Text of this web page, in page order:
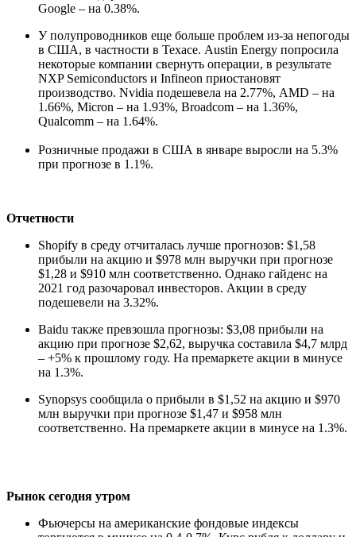
Google – на 0.38%.
У полупроводников еще больше проблем из-за непогоды
в США, в частности в Техасе. Austin Energy попросила
некоторые компании свернуть операции, в результате
NXP Semiconductors и Infineon приостановят
производство. Nvidia подешевела на 2.77%, AMD – на
1.66%, Micron – на 1.93%, Broadcom – на 1.36%,
Qualcomm – на 1.64%.
Розничные продажи в США в январе выросли на 5.3%
при прогнозе в 1.1%.
Отчетности
Shopify в среду отчиталась лучше прогнозов: $1,58
прибыли на акцию и $978 млн выручки при прогнозе
$1,28 и $910 млн соответственно. Однако гайденс на
2021 год разочаровал инвесторов. Акции в среду
подешевели на 3.32%.
Baidu также превзошла прогнозы: $3,08 прибыли на
акцию при прогнозе $2,62, выручка составила $4,7 млрд
– +5% к прошлому году. На премаркете акции в минусе
на 1.3%.
Synopsys сообщила о прибыли в $1,52 на акцию и $970
млн выручки при прогнозе $1,47 и $958 млн
соответственно. На премаркете акции в минусе на 1.3%.
Рынок сегодня утром
Фьючерсы на американские фондовые индексы